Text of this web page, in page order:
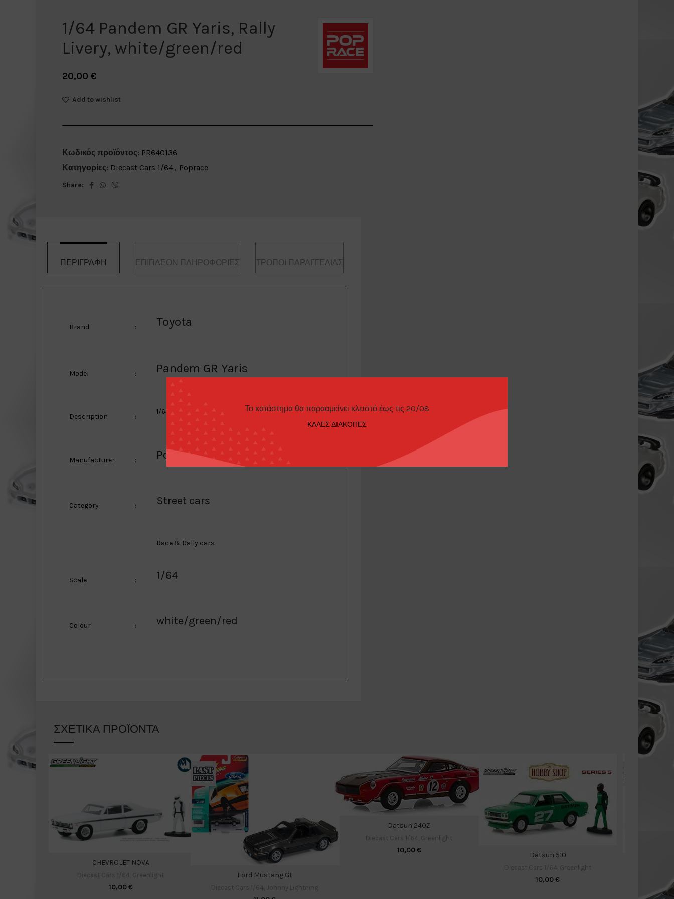
Το κατάστημα θα παρααμείνει κλειστό έως τις 20/08
ΚΑΛΕΣ ΔΙΑΚΟΠΕΣ
1/64 Pandem GR Yaris, Rally
Livery, white/green/red
20,00 €
Add to wishlist
Κωδικός προϊόντος: PR640136
Κατηγορίες: Diecast Cars 1/64, Poprace
Share:
ΠΕΡΙΓΡΑΦΉ ΕΠΙΠΛΈΟΝ ΠΛΗΡΟΦΟΡΊΕΣ ΤΡΌΠΟΙ ΠΑΡΑΓΓΕΛΊΑΣ
Brand : Toyota
Model : Pandem GR Yaris
Description :
1/64 Pandem GR Yaris, Rally Livery, white/green/red
Manufacturer : Pop Race Limited
Category : Street cars
Race & Rally cars
Scale : 1/64
Colour : white/green/red
ΣΧΕΤΙΚΆ ΠΡΟΪΌΝΤΑ
CHEVROLET NOVA
10,00€
Ford Mustang Gt
Datsun 240Z
10,00€
Datsun 510
10,00€